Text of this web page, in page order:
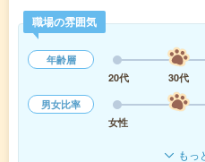
職場の雰囲気
年齢層
20代
30代
男女比率
女性
もっ